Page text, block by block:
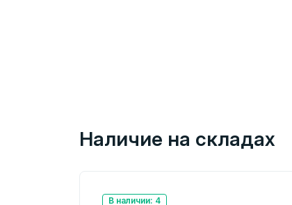
Наличие на складах
В наличии: 4